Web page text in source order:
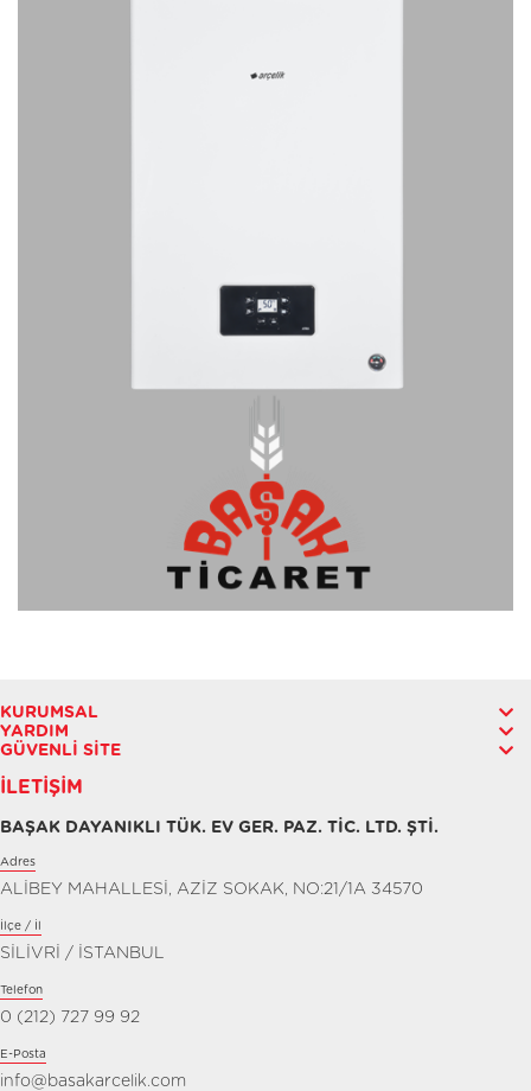
KURUMSAL
YARDIM
GÜVENLI SITE
İLETIŞIM
BAŞAK DAYANIKLI TÜK. EV GER. PAZ. TİC. LTD. ŞTİ.
Adres
ALİBEY MAHALLESİ, AZİZ SOKAK, NO:21/1A 34570
İlçe / İl
SİLİVRİ / İSTANBUL
Telefon
0 (212) 727 99 92
E-Posta
info@basakarcelik.com